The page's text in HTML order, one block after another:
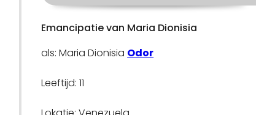
Emancipatie van Maria Dionisia
als: Maria Dionisia Odor
Leeftijd: 11